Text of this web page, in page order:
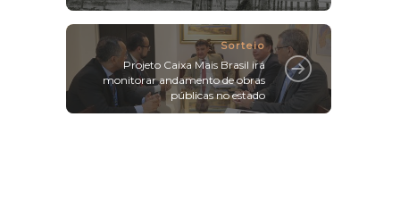
Sorteio
Projeto Caixa Mais Brasil irá
monitorar andamento de obras
públicas no estado